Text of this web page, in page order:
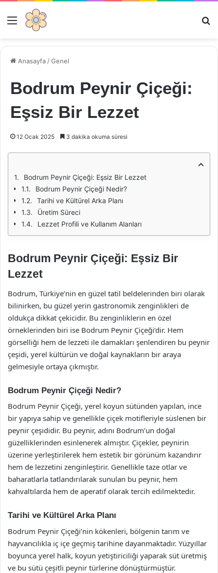
Menü
Anasayfa /Genel
Bodrum Peynir Çiçeği:
Eşsiz Bir Lezzet
12 Ocak 2025 3 dakika okuma süresi
Bodrum Peynir Çiçeği: Eşsiz Bir Lezzet
Bodrum Peynir Çiçeği Nedir?
Tarihi ve Kültürel Arka Planı
Üretim Süreci
Lezzet Profili ve Kullanım Alanları
Bodrum Peynir Çiçeği: Eşsiz Bir
Lezzet
Bodrum, Türkiye’nin en güzel tatil beldelerinden biri olarak
bilinirken, bu güzel yerin gastronomik zenginlikleri de
oldukça dikkat çekicidir. Bu zenginliklerin en özel
örneklerinden biri ise Bodrum Peynir Çiçeği’dir. Hem
görselliği hem de lezzeti ile damakları şenlendiren bu peynir
çeşidi, yerel kültürün ve doğal kaynakların bir araya
gelmesiyle ortaya çıkmıştır.
Bodrum Peynir Çiçeği Nedir?
Bodrum Peynir Çiçeği, yerel koyun sütünden yapılan, ince
bir yapıya sahip ve genellikle çiçek motifleriyle süslenen bir
peynir çeşididir. Bu peynir, adını Bodrum’un doğal
güzelliklerinden esinlenerek almıştır. Çiçekler, peynirin
üzerine yerleştirilerek hem estetik bir görünüm kazandırır
hem de lezzetini zenginleştirir. Genellikle taze otlar ve
baharatlarla tatlandırılarak sunulan bu peynir, hem
kahvaltılarda hem de aperatif olarak tercih edilmektedir.
Tarihi ve Kültürel Arka Planı
Bodrum Peynir Çiçeği’nin kökenleri, bölgenin tarım ve
hayvancılıkla iç içe geçmiş tarihine dayanmaktadır. Yüzyıllar
boyunca yerel halk, koyun yetiştiriciliği yaparak süt üretmiş
ve bu sütü çeşitli peynir türlerine dönüştürmüştür.